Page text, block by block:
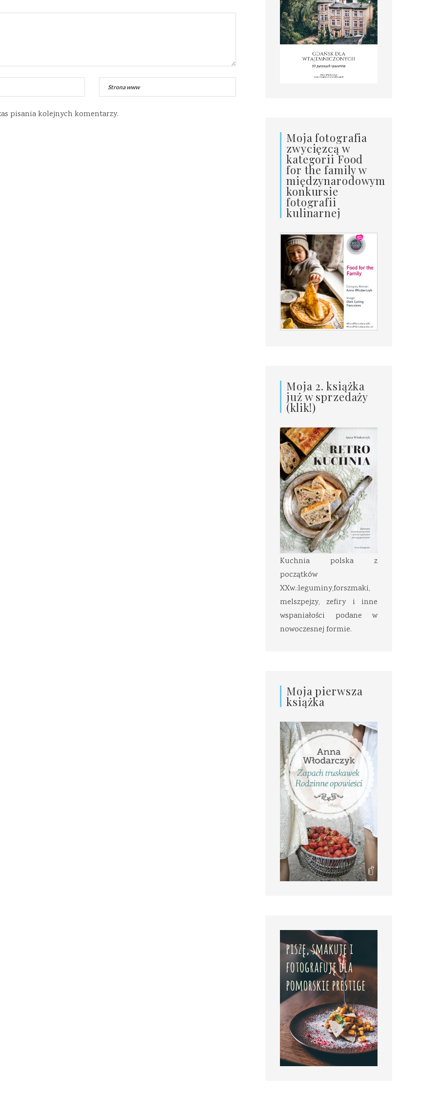
pisania kolejnych komentarzy.
Moja fotografia
zwycięzcą w
kategorii Food
for the family w
międzynarodowym
konkursie
fotografii
kulinarnej
Moja 2. książka
już w sprzedaży
(klik!)
Kuchnia polska z
początków
XXw.:leguminy,forszmaki,
melszpejzy, zefiry i inne
wspaniałości podane w
nowoczesnej formie.
Moja pierwsza
książka